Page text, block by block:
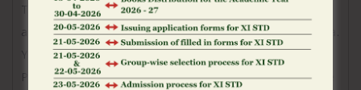
Tropic Paradise PlayPearls Deseo que (+1) No me
agrada (+3) Juguetear gratuito Cargando vista previa.
Your browser does not support the video tag.
Pharaoh’s Treasure PlayPearls Me gusta (+1) No me